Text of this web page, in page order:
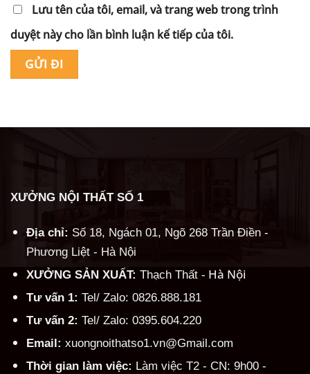
Lưu tên của tôi, email, và trang web trong trình
duyệt này cho lần bình luận kế tiếp của tôi.
XƯỞNG NỘI THẤT SỐ 1
Địa chỉ: Số 18, Ngách 01, Ngõ 268 Trần Điền -
Phương Liệt - Hà Nội
XƯỞNG SẢN XUẤT: Thạch Thất - Hà Nội
Tư vấn 1: Tel/ Zalo: 0826.888.181
Tư vấn 2: Tel/ Zalo: 0395.604.220
Email: xuongnoithatso1.vn@Gmail.com
Thời gian làm việc: Làm việc T2 - CN: 9h00 -